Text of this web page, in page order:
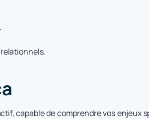
capable de comprendre vos